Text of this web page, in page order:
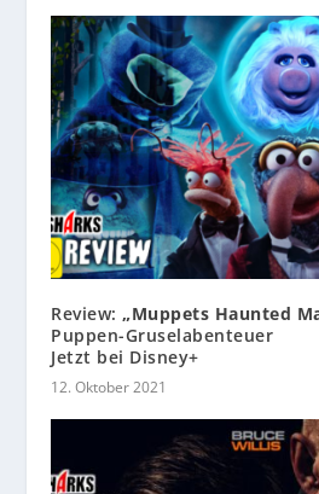
Review: „Muppets Haunted
Puppen-Gruselabenteuer
Jetzt bei Disney+
12. Oktober 2021